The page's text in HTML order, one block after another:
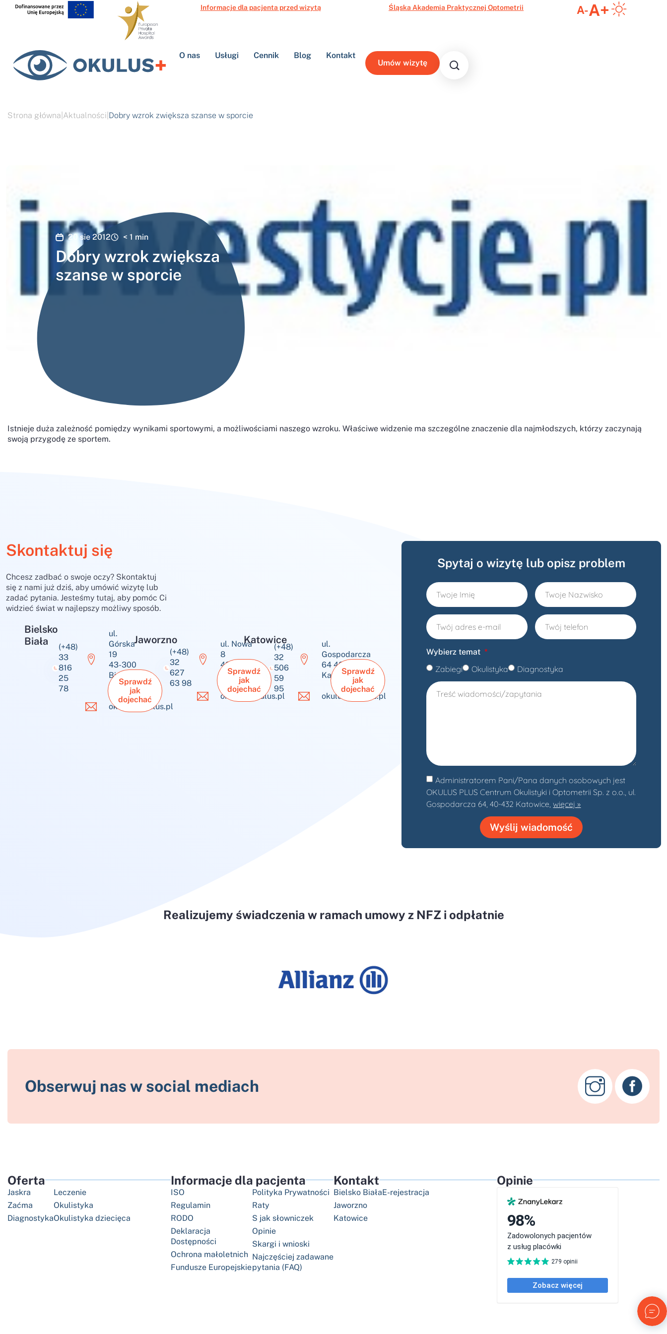
Informacje dla pacjenta przed wizytą Śląska Akademia Praktycznej Optometrii A-A+
O nas Usługi Cennik Blog Kontakt
Umów wizytę
Strona główna Aktualności Dobry wzrok zwiększa szanse w sporcie
20 sie 2012 < 1 min
Dobry wzrok zwiększa
szanse w sporcie
Istnieje duża zależność pomiędzy wynikami sportowymi, a możliwościami naszego wzroku. Właściwe widzenie ma szczególne znaczenie dla najmłodszych, którzy zaczynają
swoją przygodę ze sportem.
Skontaktuj się
Chcesz zadbać o swoje oczy? Skontaktuj
się z nami już dziś, aby umówić wizytę lub
zadać pytania. Jesteśmy tutaj, aby pomóc Ci
widzieć świat w najlepszy możliwy sposób.
Bielsko
Biała
(+48)
33
816
25
78
ul.
Górska
19
43-300
Bielsko-
Biała
okulus@okulus.pl
Sprawdź
jak
dojechać
Jaworzno
(+48)
32
627
63 98
ul. Nowa
8
43-600
Jaworzno
okulus@okulus.pl
Sprawdź
jak
dojechać
Katowice
(+48)
32
506
59
95
ul.
Gospodarcza
64 40-432
Katowice
okulus@okulus.pl
Sprawdź
jak
dojechać
Spytaj o wizytę lub opisz problem
Wybierz temat
Zabiegi Okulistyka Diagnostyka
Administratorem Pani/Pana danych osobowych jest
OKULUS PLUS Centrum Okulistyki i Optometrii Sp. z o.o., ul.
Gospodarcza 64, 40-432 Katowice,więcej »
Wyślij wiadomość
Realizujemy świadczenia w ramach umowy z NFZ i odpłatnie
Obserwuj nas w social mediach
Oferta
Jaskra
Zaćma
Diagnostyka
Leczenie
Okulistyka
Okulistyka dziecięca
Informacje dla pacjenta
ISO
Regulamin
RODO
Deklaracja
Dostępności
Ochrona małoletnich
Fundusze Europejskie
Polityka Prywatności
Raty
S jak słowniczek
Opinie
Skargi i wnioski
Najczęściej zadawane
pytania (FAQ)
Kontakt
Bielsko Biała
Jaworzno
Katowice
E-rejestracja
Opinie